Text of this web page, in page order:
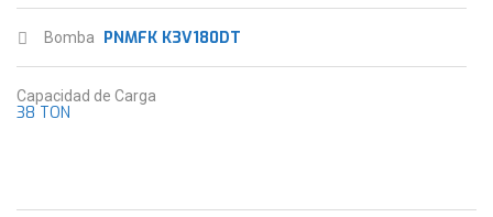
Bomba PNMFK K3V180DT
Capacidad de Carga
38 TON